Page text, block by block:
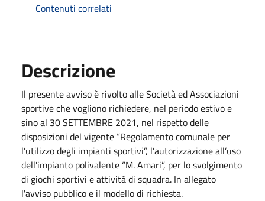
Contenuti correlati
Descrizione
Il presente avviso è rivolto alle Società ed Associazioni
sportive che vogliono richiedere, nel periodo estivo e
sino al 30 SETTEMBRE 2021, nel rispetto delle
disposizioni del vigente “Regolamento comunale per
l'utilizzo degli impianti sportivi”, l'autorizzazione all’uso
dell'impianto polivalente “M. Amari”, per lo svolgimento
di giochi sportivi e attività di squadra. In allegato
l'avviso pubblico e il modello di richiesta.